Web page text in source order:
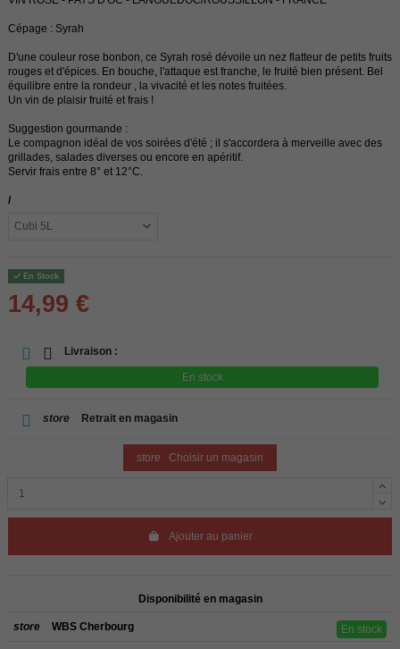
Cépage : Syrah
D'une couleur rose bonbon, ce Syrah rosé dévoile un nez flatteur de petits fruits
rouges et d'épices. En bouche, l'attaque est franche, le fruité bien présent. Bel
équilibre entre la rondeur , la vivacité et les notes fruitées.
Un vin de plaisir fruité et frais !
Suggestion gourmande :
Le compagnon idéal de vos soirées d'été ; il s'accordera à merveille avec des
grillades, salades diverses ou encore en apéritif.
Servir frais entre 8° et 12°C.
/
En Stock
14,99 €
Livraison :
En stock
store Retrait en magasin
store Choisir un magasin
Ajouter au panier
Disponibilité en magasin
store WBS Cherbourg En stock